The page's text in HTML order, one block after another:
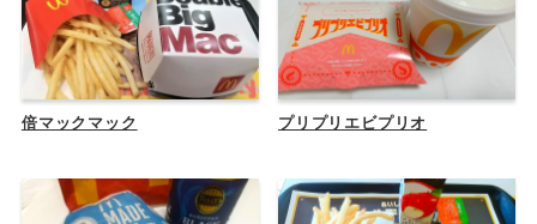
倍マックマック プリプリエビプリオ